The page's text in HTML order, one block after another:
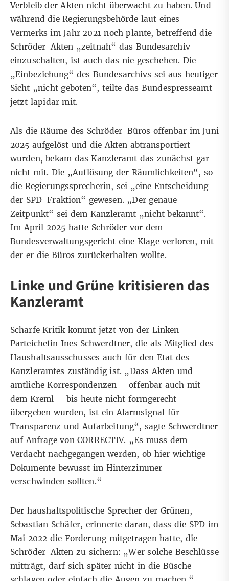
Verbleib der Akten nicht überwacht zu haben. Und
während die Regierungsbehörde laut eines
Vermerks im Jahr 2021 noch plante, betreffend die
Schröder-Akten „zeitnah“ das Bundesarchiv
einzuschalten, ist auch das nie geschehen. Die
„Einbeziehung“ des Bundesarchivs sei aus heutiger
Sicht „nicht geboten“, teilte das Bundespresseamt
jetzt lapidar mit.
Als die Räume des Schröder-Büros offenbar im Juni
2025 aufgelöst und die Akten abtransportiert
wurden, bekam das Kanzleramt das zunächst gar
nicht mit. Die „Auflösung der Räumlichkeiten“, so
die Regierungssprecherin, sei „eine Entscheidung
der SPD-Fraktion“ gewesen. „Der genaue
Zeitpunkt“ sei dem Kanzleramt „nicht bekannt“.
Im April 2025 hatte Schröder vor dem
Bundesverwaltungsgericht eine Klage verloren, mit
der er die Büros zurückerhalten wollte.
Linke und Grüne kritisieren das
Kanzleramt
Scharfe Kritik kommt jetzt von der Linken-
Parteichefin Ines Schwerdtner, die als Mitglied des
Haushaltsausschusses auch für den Etat des
Kanzleramtes zuständig ist. „Dass Akten und
amtliche Korrespondenzen – offenbar auch mit
dem Kreml – bis heute nicht formgerecht
übergeben wurden, ist ein Alarmsignal für
Transparenz und Aufarbeitung“, sagte Schwerdtner
auf Anfrage von CORRECTIV. „Es muss dem
Verdacht nachgegangen werden, ob hier wichtige
Dokumente bewusst im Hinterzimmer
verschwinden sollten.“
Der haushaltspolitische Sprecher der Grünen,
Sebastian Schäfer, erinnerte daran, dass die SPD im
Mai 2022 die Forderung mitgetragen hatte, die
Schröder-Akten zu sichern: „Wer solche Beschlüsse
mitträgt, darf sich später nicht in die Büsche